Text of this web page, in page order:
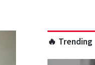
🔥 Trending